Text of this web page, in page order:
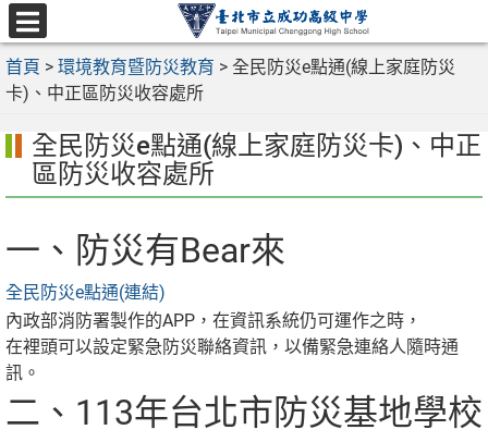
跳
至
主
要
選
單
首頁 > 環境教育暨防災教育 > 全民防災e點通(線上家庭防災
卡)、中正區防災收容處所
全民防災e點通(線上家庭防災卡)、中正
區防災收容處所
一、防災有Bear來
全民防災e點通(連結)
內政部消防署製作的APP，在資訊系統仍可運作之時，
在裡頭可以設定緊急防災聯絡資訊，以備緊急連絡人隨時通
訊。
二、113年台北市防災基地學校